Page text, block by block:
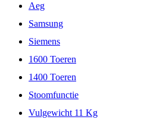
Aeg
Samsung
Siemens
1600 Toeren
1400 Toeren
Stoomfunctie
Vulgewicht 11 Kg